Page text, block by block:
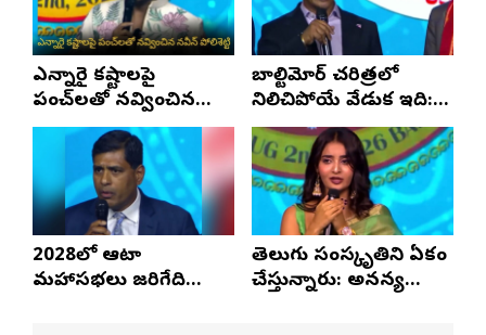
ఎన్నారై కష్టాలపై
పంచ్‌లతో నవ్వించిన
నవీన్ పోలిశెట్టి
బాల్టిమోర్ చరిత్రలో
నిలిచిపోయే వేడుక ఇది:
శ్రీధర్ బానాల
2028లో ఆటా
మహాసభలు జరిగేది
తెలుగు సంస్కృతిని ఏకం
చేస్తున్నారు: అనన్య